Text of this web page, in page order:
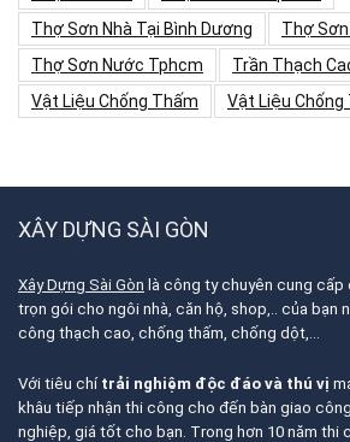
Thợ Sơn Nhà Tại Bình Dương
Thợ
Thợ Sơn Nước Tphcm
Trần Thạch
Vật Liệu Chống Thấm
Vật Liệu
XÂY DỰNG SÀI GÒN
Xây Dựng Sài Gòn là công ty chuyên cung
trọn gói cho ngôi nhà, căn hộ, shop,.. của bạn
công thạch cao, chống thấm, chống dột,…
Với tiêu chí trải nghiệm độc đáo và thú vị
khâu tiếp nhận thi công cho đến bàn giao
nghiệp, giá tốt cho bạn. Trong hơn 10 năm thi